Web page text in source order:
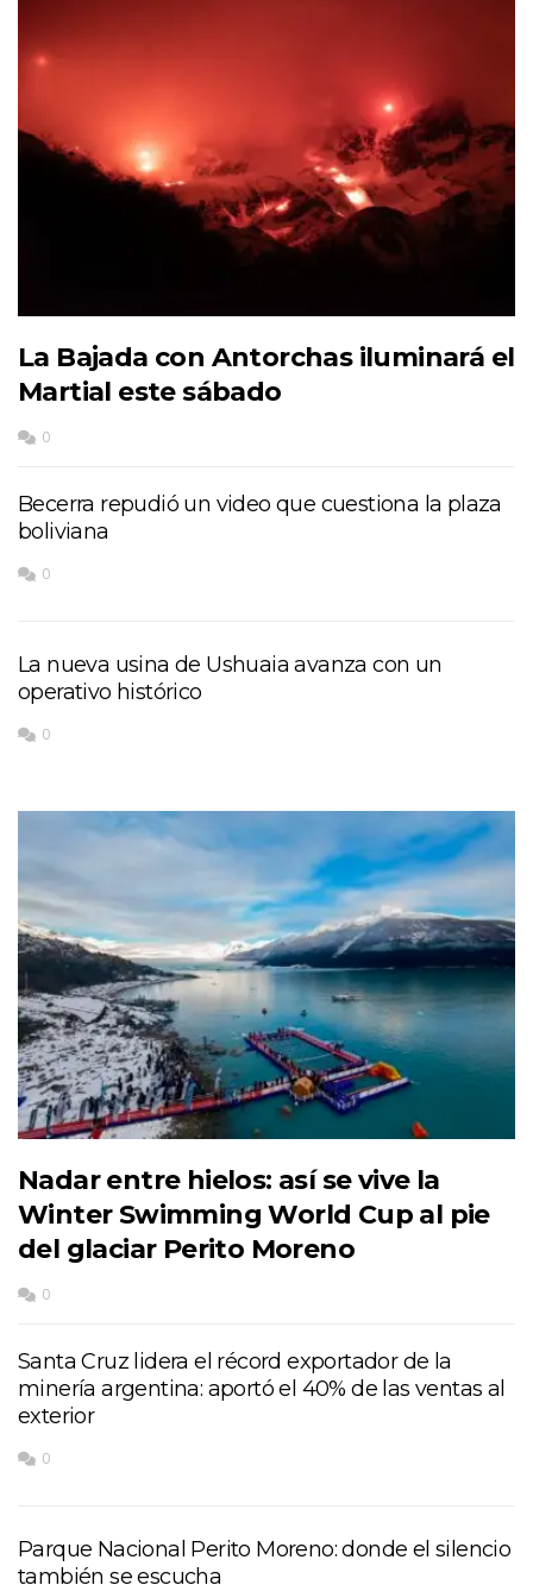
La Bajada con Antorchas iluminará el
Martial este sábado
0
Becerra repudió un video que cuestiona la plaza
boliviana
0
La nueva usina de Ushuaia avanza con un
operativo histórico
0
Nadar entre hielos: así se vive la
Winter Swimming World Cup al pie
del glaciar Perito Moreno
0
Santa Cruz lidera el récord exportador de la
minería argentina: aportó el 40% de las ventas al
exterior
0
Parque Nacional Perito Moreno: donde el silencio
también se escucha